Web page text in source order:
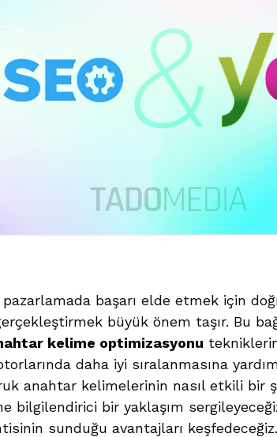
başarı elde etmek için
büyük önem taşır. Bu
kelime optimizasyonu
daha iyi sıralanmasına
anahtar kelimelerinin nasıl etkili bir
bilgilendirici bir yaklaşım
sunduğu avantajları keşfedeceğiz.